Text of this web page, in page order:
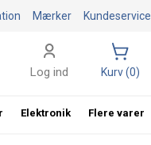
Kundeservice
Mærker
Log ind Kurv (0)
Elektronik Flere varer